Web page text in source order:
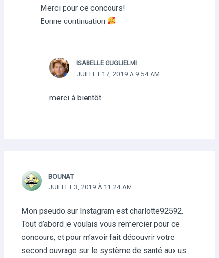
Merci pour ce concours!
Bonne continuation
ISABELLE GUGLIELMI
JUILLET 17, 2019 À 9:54 AM
merci à bientôt
BOUNAT
JUILLET 3, 2019 À 11:24 AM
Mon pseudo sur Instagram est charlotte92592.
Tout d’abord je voulais vous remercier pour ce
concours, et pour m’avoir fait découvrir votre
second ouvrage sur le système de santé aux us.